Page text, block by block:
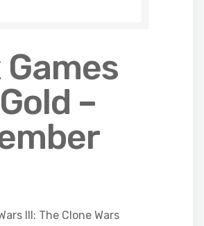
–
III: The Clone Wars